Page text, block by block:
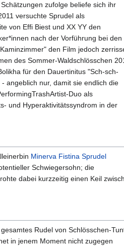
zufolge beliefe sich ihr
versuchte Sprudel als
von Effi Biest und XX YY den
nach der Vorführung bei den
den Film jedoch
des Sommer-Waldschlösschen
für den Dauertinitus "Sch-sch-
angeblich nur, damit sie endlich die
Duo als
und Hyperaktivitätssyndrom in der
Minerva Fistina Sprudel
Schwiegersohn; die
dabei kurzzeitig einen Keil
Rudel von Schlösschen-
in jenem Moment nicht zugegen